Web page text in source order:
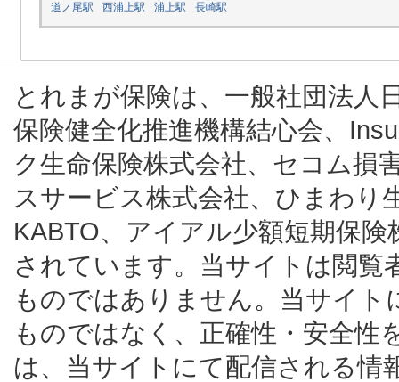
道ノ尾駅
西浦上駅 浦上駅 長崎駅
とれまが保険は、一般社団法人
保険健全化推進機構結心会、
ク生命保険株式会社、セコム損
スサービス株式会社、ひまわり
KABTO、アイアル少額短期保
されています。当サイトは閲覧
ものではありません。当サイ
ものではなく、正確性・安全性
は、当サイトにて配信される情